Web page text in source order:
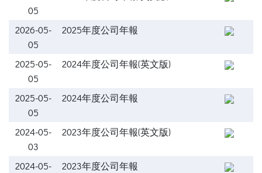
05
2026-05-
05
2025年度公司年報
2025-05-
05
2024年度公司年報(英文版)
2025-05-
05
2024年度公司年報
2024-05-
03
2023年度公司年報(英文版)
2024-05-
2023年度公司年報